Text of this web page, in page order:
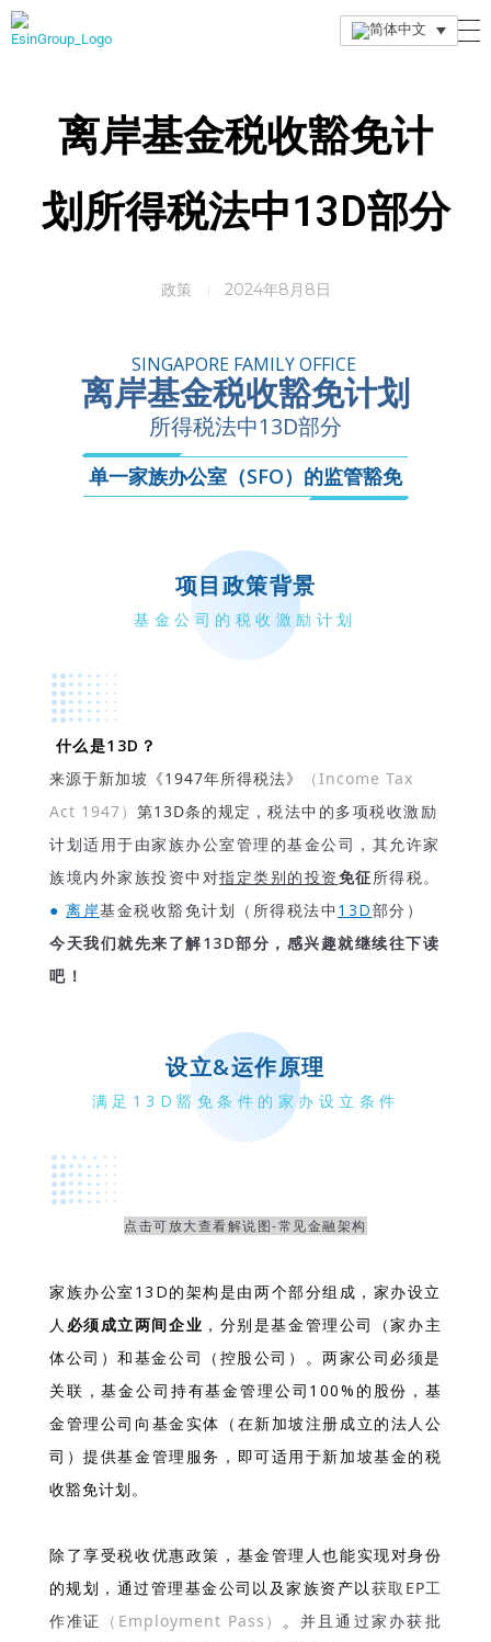
离岸基金税收豁免计
划所得税法中13D部分
2024年8月8日
政策
SINGAPORE FAMILY OFFICE
离岸基金税收豁免计划
所得税法中13D部分
单一家族办公室（SFO）的监管豁免
项目政策背景
基金公司的税收激励计划
什么是13D？
来源于新加坡《1947年所得税法》
（Income Tax
Act 1947） 第13D条的规定， 税法中的多项税收激励
计划适用于由家族办公室管理的基金公司，其允许家
族境内外家族投资中对指定类别的投资免征所得税。
● 离岸基金税收豁免计划（所得税法中 13D部分）
今天我们就先来了解13D部分，感兴趣就继续往下读
吧！
设立&运作原理
满足13D豁免条件的家办设立条件
点击可放大查看解说图-常见金融架构
家族办公室13D的架构是由两个部分组成，家办设立
人 必须成立两间企业 ，分别是基金管理公司
（家办主
体公司）和基金公司（控股公司）。两家公司必须是
关联，基金公司持有基金管理公司100%的股份， 基
金管理公司向基金实体（在新加坡注册成立的法人公
司）提供基金管理服务，即可适用于新加坡基金的税
收豁免计划。
除了享受税收优惠政策，基金管理人也能实现对身份
的规划，通过管理基金公司以及家族资产以获取EP工
作准证
（Employment Pass） 。 并且通过家办获批